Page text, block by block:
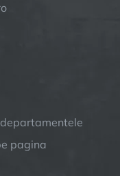
pagina